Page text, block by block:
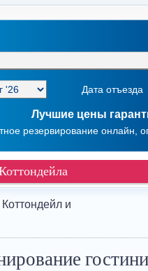
Дата отъезда
Лучшие цены
резервирование онлайн,
и